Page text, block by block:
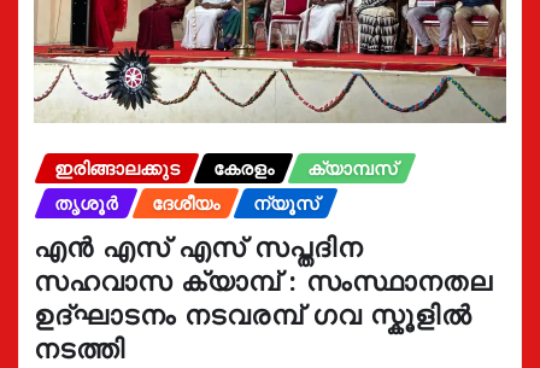
ഇരിങ്ങാലക്കുട കേരളം
ക്യാമ്പസ്
തൃശൂർ
ദേശീയം ന്യൂസ്
എൻ എസ് എസ് സപ്തദിന
സഹവാസ ക്യാമ്പ് : സംസ്ഥാനതല
ഉദ്ഘാടനം നടവരമ്പ് ഗവ സ്കൂളിൽ
നടത്തി